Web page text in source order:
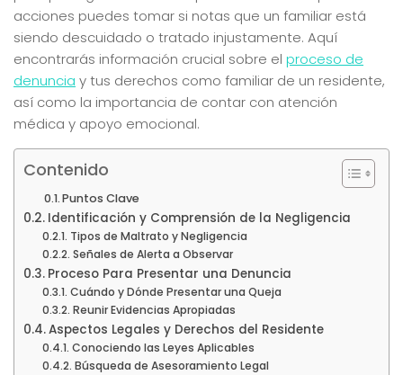
acciones puedes tomar si notas que un familiar está
siendo descuidado o tratado injustamente. Aquí
encontrarás información crucial sobre el proceso de
denuncia y tus derechos como familiar de un residente,
así como la importancia de contar con atención
médica y apoyo emocional.
Contenido
Puntos Clave
Identificación y Comprensión de la Negligencia
Tipos de Maltrato y Negligencia
Señales de Alerta a Observar
Proceso Para Presentar una Denuncia
Cuándo y Dónde Presentar una Queja
Reunir Evidencias Apropiadas
Aspectos Legales y Derechos del Residente
Conociendo las Leyes Aplicables
Búsqueda de Asesoramiento Legal